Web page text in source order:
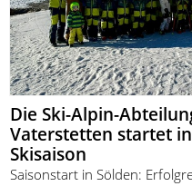
Die Ski-Alpin-
Vaterstetten startet
Skisaison
Saisonstart in Sölden: